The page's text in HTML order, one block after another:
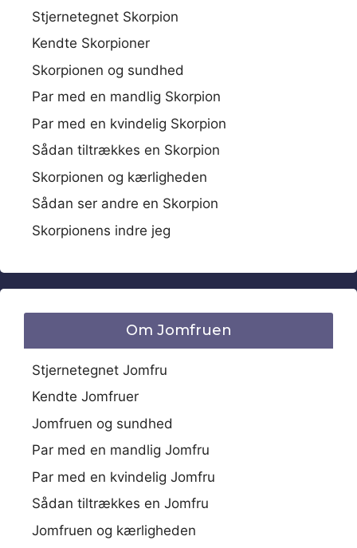
Stjernetegnet Skorpion
Kendte Skorpioner
Skorpionen og sundhed
Par med en mandlig Skorpion
Par med en kvindelig Skorpion
Sådan tiltrækkes en Skorpion
Skorpionen og kærligheden
Sådan ser andre en Skorpion
Skorpionens indre jeg
Om Jomfruen
Stjernetegnet Jomfru
Kendte Jomfruer
Jomfruen og sundhed
Par med en mandlig Jomfru
Par med en kvindelig Jomfru
Sådan tiltrækkes en Jomfru
Jomfruen og kærligheden